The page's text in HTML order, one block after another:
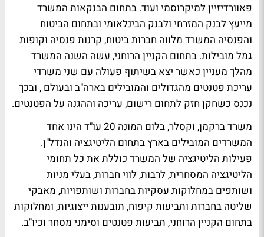
פאוורדיזיין למיקרוסמי ועוד. בתחום הבנקאות המשרד
מייעץ לבנק המזרחי ולבנק הבינלאומי ובתחום הביטוח
והפנסיה המשרד מלווה חברות ביטוח, קרנות פנסיה וקופות
גמל מובילות. בתחום הקניין הרוחני, עשה השנה המשרד
מהלך מעניין כאשר יצא בשיתוף פעולה עם שני משרדי
עריכת פטנטים מהגדולים והמובילים בארה"ב ובעולם , ובכך
נכנס כשחקן חזק לתחום רישום, עריכה וההגנה על הפטנטים.
משרד ברקמן, וקסלר, בלום המונה 20 עו"ד הינו אחד
המשרדים המובילים בארץ בתחום הליטיגציה והנדל"ן.
פעילות הליטיגציה של המשרד כוללת את כל תחומי
הליטיגציה המסחרית, לרבות, לווי חברות, בעלי מניות
ושותפים במחלוקות עסקיות בחברות ושותפויות, מאבקי
שליטה בחברות ותביעות קיפוח, תובענות ייצוגיות, ומחלוקות
בתחום הקניין הרוחני, תביעות פטנטים וסימני מסחר וכיו"ב.